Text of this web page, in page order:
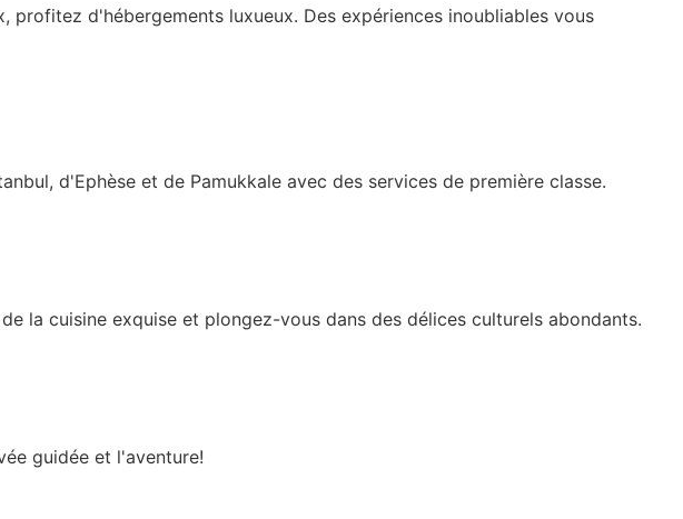
d'hébergements luxueux. Des expériences inoubliables vous
d'Ephèse et de Pamukkale avec des services de première classe.
la cuisine exquise et plongez-vous dans des délices culturels abondants.
guidée et l'aventure!